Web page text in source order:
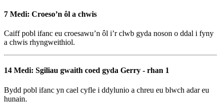
7 Medi: Croeso’n ôl a chwis
Caiff pobl ifanc eu croesawu’n ôl i’r clwb gyda noson o ddal i fyny
a chwis rhyngweithiol.
14 Medi: Sgiliau gwaith coed gyda Gerry - rhan 1
Bydd pobl ifanc yn cael cyfle i ddylunio a chreu eu blwch adar eu
hunain.